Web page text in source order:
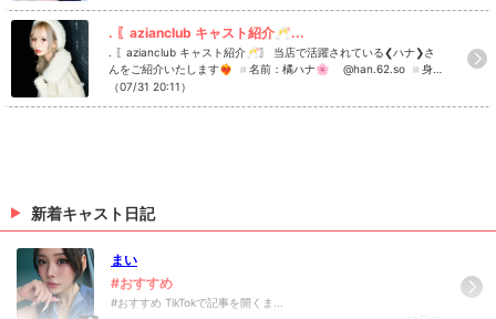
一言！ ▷▷ 仲良しになりましょう🫶🏻 azianclubでは一緒に盛り
上げてくれるキャスト・スタッフさんを募集しております！！ 1度
話を聞いてみたい、働いてみたいなどご興味がある方はお気軽にD
Mをしてください✉️✨ #azianclub #アジアンクラブ #キャバクラ
#シャンパン #歌舞伎町キャバクラ Instagramで記事を開くazian c
. 〖azianclub キャスト紹介🥂...
. 〖azianclub キャスト紹介🥂〗 当店で活躍されている❮ハナ❯さ
んをご紹介いたします❤️‍🔥 ◽️名前：橘ハナ🌸 @han.62.so ◽️身
長：153cm ◽️出身：東京 ◽️休日の過ごし方：ホットヨガ、ピラ
ーといいね！もお願いします❤︎
（07/31 20:11）
新着キャスト日記
まい
#おすすめ
#おすすめ TikTokで記事を開くま...